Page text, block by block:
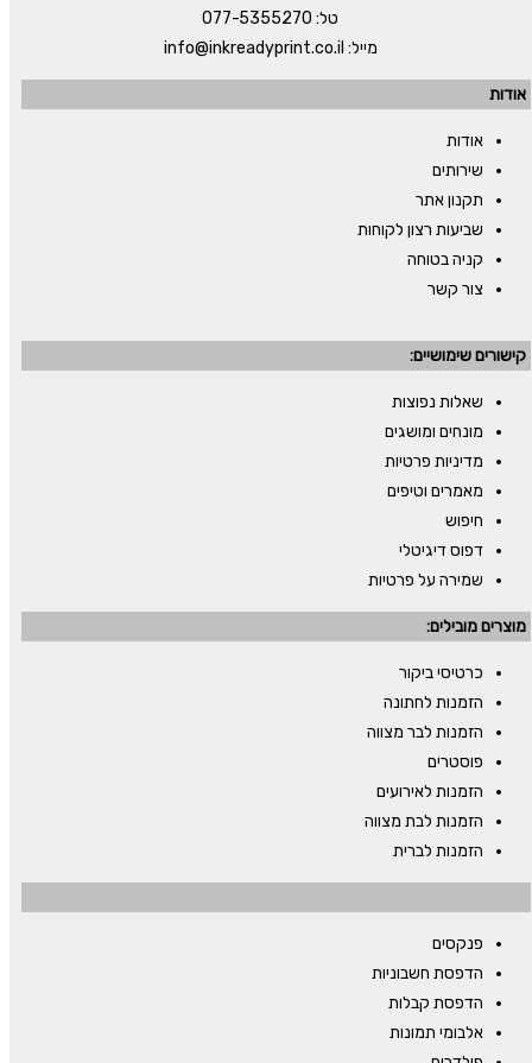
טל: 077-5355270
מייל: info@inkreadyprint.co.il
אודות
אודות
שירותים
תקנון אתר
שביעות רצון לקוחות
קניה בטוחה
צור קשר
קישורים שימושיים:
שאלות נפוצות
מונחים ומושגים
מדיניות פרטיות
מאמרים וטיפים
חיפוש
דפוס דיגיטלי
שמירה על פרטיות
מוצרים מובילים:
כרטיסי ביקור
הזמנות לחתונה
הזמנות לבר מצווה
פוסטרים
הזמנות לאירועים
הזמנות לבת מצווה
הזמנות לברית
פנקסים
הדפסת חשבוניות
הדפסת קבלות
אלבומי תמונות